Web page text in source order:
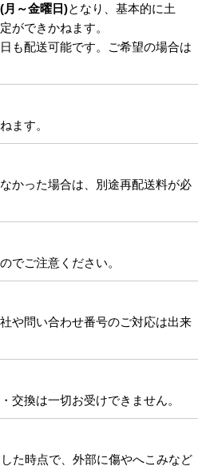
月～金曜日)となり、基本的に土
ができかねます。
も配送可能です。ご希望の場合は
ます。
かった場合は、別途再配送料が必
でご注意ください。
や問い合わせ番号のご対応は出来
交換は一切お受けできません。
た時点で、外部に傷やへこみなど